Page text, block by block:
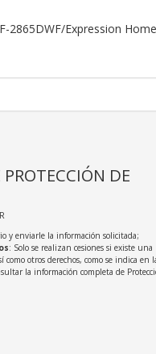
2865DWF/Expression
DE
y enviarle la información solicitada;
: Solo se realizan cesiones si existe una
otros derechos, como se indica en
la información completa de